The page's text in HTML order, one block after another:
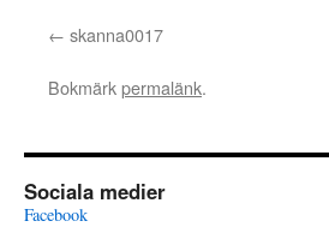
skanna0017
Bokmärkpermalänk.
Sociala medier
Facebook